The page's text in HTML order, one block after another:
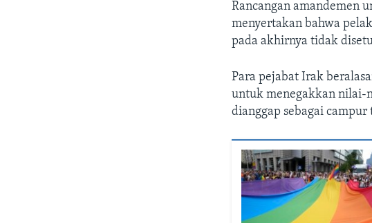
Rancangan amandemen
menyertakan bahwa
pada akhirnya tidak
Para pejabat Irak
untuk menegakkan nilai-
dianggap sebagai campur